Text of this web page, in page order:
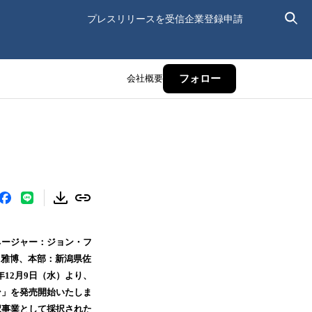
プレスリリースを受信企業登録申請
会社概要 フォロー
ジャー：ジョン・フ
博、本部：新潟県佐
月9日（水）より、
を発売開始いたしま
業として採択された